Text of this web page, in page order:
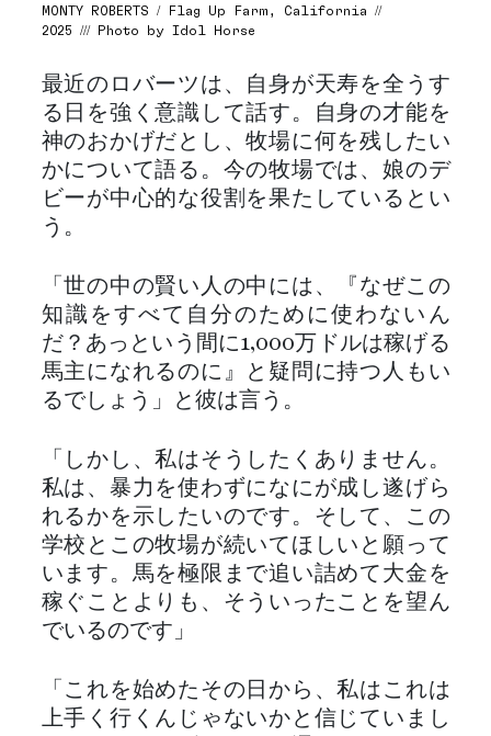
MONTY ROBERTS / Flag Up Farm, California //
2025 /// Photo by Idol Horse
最近のロバーツは、自身が天寿を全うす
る日を強く意識して話す。自身の才能を
神のおかげだとし、牧場に何を残したい
かについて語る。今の牧場では、娘のデ
ビーが中心的な役割を果たしているとい
う。
「世の中の賢い人の中には、『なぜこの
知識をすべて自分のために使わないん
だ？あっという間に1,000万ドルは稼げる
馬主になれるのに』と疑問に持つ人もい
るでしょう」と彼は言う。
「しかし、私はそうしたくありません。
私は、暴力を使わずになにが成し遂げら
れるかを示したいのです。そして、この
学校とこの牧場が続いてほしいと願って
います。馬を極限まで追い詰めて大金を
稼ぐことよりも、そういったことを望ん
でいるのです」
「これを始めたその日から、私はこれは
上手く行くんじゃないかと信じていまし